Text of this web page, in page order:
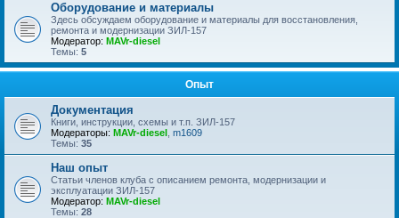
Оборудование и материалы
Здесь обсуждаем оборудование и материалы для восстановления,
ремонта и модернизации ЗИЛ-157
Модератор: MAVr-diesel
Темы: 5
Опыт
Документация
Книги, инструкции, схемы и т.п. ЗИЛ-157
Модераторы: MAVr-diesel m1609
Темы: 35
Наш опыт
Статьи членов клуба с описанием ремонта, модернизации и
эксплуатации ЗИЛ-157
Модератор: MAVr-diesel
Темы: 28